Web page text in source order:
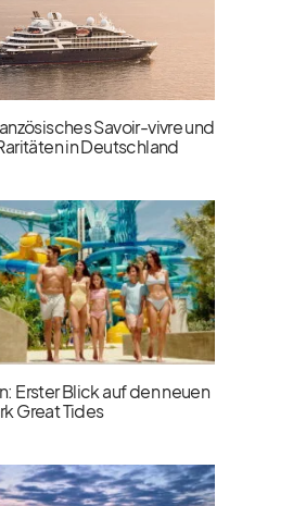
Savoir-vivre und
in Deutschland
Erster Blick auf den neuen
Great Tides